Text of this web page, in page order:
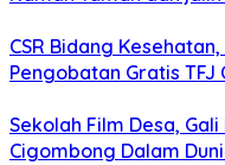
CSR Bidang
Pengobatan Gratis TFJ
Sekolah Film Desa,
Cigombong Dalam